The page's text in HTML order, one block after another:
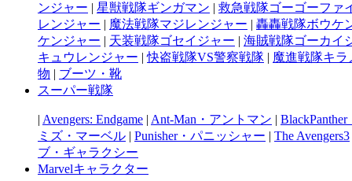
ンジャー | 星獣戦隊ギンガマン | 救急戦隊ゴーゴーファ
レンジャー | 魔法戦隊マジレンジャー | 轟轟戦隊ボウケ
ケンジャー | 天装戦隊ゴセイジャー | 海賊戦隊ゴーカイ
キュウレンジャー |快盗戦隊VS警察戦隊 | 魔進戦隊キラ
物 | ブーツ・靴
スーパー戦隊
| Avengers: Endgame | Ant-Man・アントマン |
ミズ・マーベル | Punisher・パニッシャー | The Avengers3
ブ・ギャラクシー
Marvelキャラクター